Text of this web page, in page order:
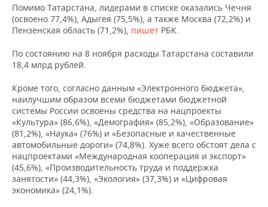
ONLINE-КОНФЕРЕНЦИИ
ОТКРЫТАЯ ЛЕКЦИЯ
ХОККЕЙ
БАСКЕТБОЛ
ВОЛЕЙБОЛ
КИБЕРСПОРТ
ФИГУРНОЕ КАТАНИЕ
ВОДНЫЕ ВИДЫ СПОРТА
ХОККЕЙ С МЯЧОМ
ВЛАСТЬ
ИНФРАСТРУКТУРА
ИСТОРИЯ
КУЛЬТУРА
МЕДИЦИНА
ОБРАЗОВАНИЕ
ПРОИСШЕСТВИЯ
СЮЖЕТЫ
СПРАВОЧНИК
СПИСОК ПЕРСОН
СПИСОК КОМПАНИЙ
ПОЛНАЯ ВЕРСИЯ
Помимо Татарстана, лидерами в списке оказались Чечня
(освоено 77,4%), Адыгея (75,5%), а также Москва (72,2%) и
Пензенская область (71,2%), пишет РБК.
По состоянию на 8 ноября расходы Татарстана составили
18,4 млрд рублей.
Кроме того, согласно данным «Электронного бюджета»,
наилучшим образом всеми бюджетами бюджетной
системы России освоены средства на нацпроекты
«Культура» (86,6%), «Демография» (85,2%), «Образование»
(81,2%), «Наука» (76%) и «Безопасные и качественные
автомобильные дороги» (74,8%). Хуже всего обстоят дела с
нацпроектами «Международная кооперация и экспорт»
(45,6%), «Производительность труда и поддержка
занятости» (44,3%), «Экология» (37,3%) и «Цифровая
экономика» (24,1%).